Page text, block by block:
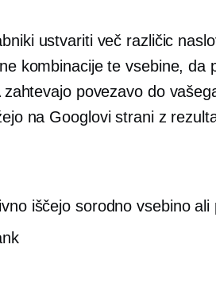
ustvariti več različic
kombinacije te vsebine, da
povezavo do
na Googlovi strani z
iščejo sorodno vsebino ali